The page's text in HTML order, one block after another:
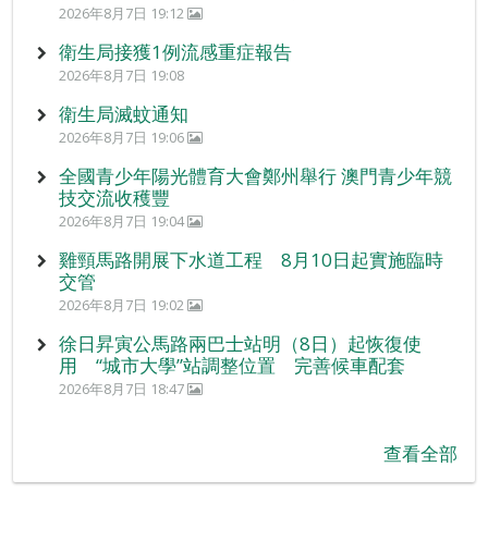
2026年8月7日 19:12
衛生局接獲1例流感重症報告
2026年8月7日 19:08
衛生局滅蚊通知
2026年8月7日 19:06
全國青少年陽光體育大會鄭州舉行 澳門青少年競
技交流收穫豐
2026年8月7日 19:04
雞頸馬路開展下水道工程 8月10日起實施臨時
交管
2026年8月7日 19:02
徐日昇寅公馬路兩巴士站明（8日）起恢復使
用 “城市大學”站調整位置 完善候車配套
2026年8月7日 18:47
查看全部